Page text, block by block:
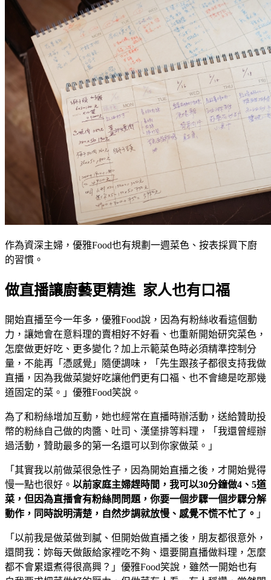
作為資深主婦，優雅Food也有規劃一週菜色、按表採買下廚
的習慣。
做直播讓廚藝更精進 家人也有口福
開始直播至今一年多，優雅Food說，因為有粉絲收看這個動
力，讓她會在意料理的賣相好不好看、也重新開始研究菜色，
怎麼做更好吃、更多變化？加上示範菜色時必須精準控制分
量，不能再「憑感覺」隨便調味，「先生跟孩子都很支持我做
直播，因為我做菜變好吃讓他們更有口福、也不會總是吃那幾
道固定的菜。」優雅Food笑說。
為了和粉絲增加互動，她也經常在直播時辦活動，送給贊助投
幣的粉絲自己做的肉醬、吐司、漢堡排等料理，「我還曾經辦
過活動，贊助最多的第一名還可以到你家做菜。」
「其實我以前做菜很急性子，因為開始直播之後，才開始覺得
慢一點也很好。 以前家庭主婦趕時間，我可以30分鐘做4 、 5道
菜，但因為直播會有粉絲問問題，你要一個步驟一個步驟分解
動作，同時說明清楚，自然步調就放慢、感覺不慌不忙了。 」
「以前我是做菜做到膩、但開始做直播之後，朋友都很意外，
還問我：妳每天做飯給家裡吃不夠、還要開直播做料理，怎麼
都不會累還煮得很高興？」優雅Food笑說，雖然一開始也有